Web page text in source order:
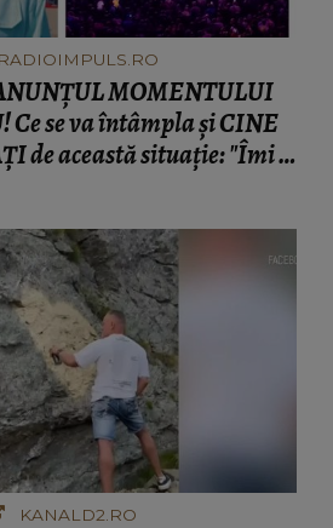
RADIOIMPULS.RO
MOMENTULUI
Ce se va întâmpla și CINE
de această situație: "Îmi e
KANALD2.RO